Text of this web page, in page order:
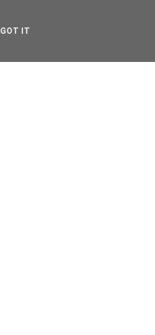
GOT IT